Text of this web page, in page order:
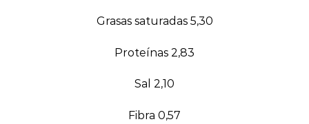
Grasas saturadas 5,30
Proteínas 2,83
Sal 2,10
Fibra 0,57